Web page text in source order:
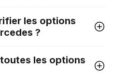
les options
?
les options